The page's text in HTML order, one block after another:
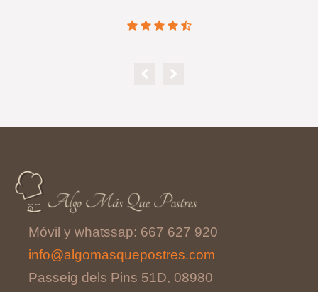
Móvil y whatssap: 667 627 920
info@algomasquepostres.com
Passeig dels Pins 51D, 08980